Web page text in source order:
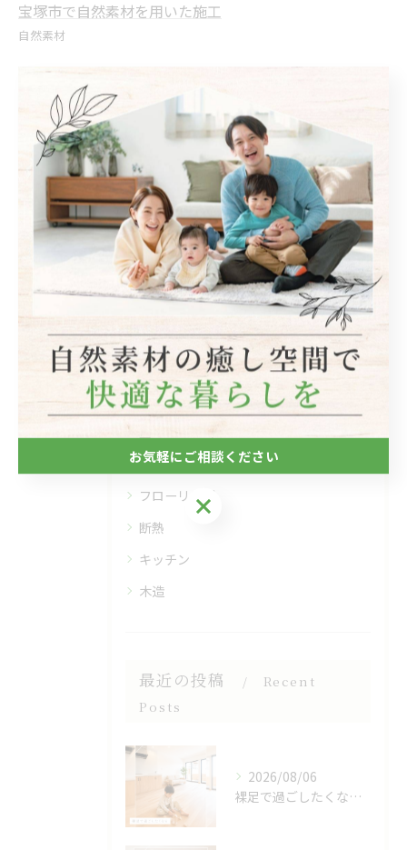
宝塚市で自然素材を用いた施工
自然素材
< 前のページ 一覧に戻る
関連タグ
#宝塚市 #リノベーション
#リフォーム
#漆喰
カテゴリー Categories
全てのカテゴリー
自然素材
フローリング
断熱
キッチン
木造
最近の投稿
Recent
Posts
2026/08/06
裸足で過ごしたくなる、木のぬくもりを感じる床🌿
お気軽にご相談ください
お気軽にご相談ください